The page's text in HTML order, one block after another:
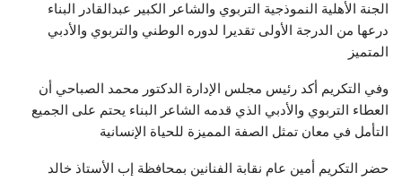
الجنة الأهلية النموذجية التربوي والشاعر الكبير عبدالقادر البناء
درعها من الدرجة الأولى تقديرا لدوره الوطني والتربوي والأدبي
المتميز
وفي التكريم أكد رئيس مجلس الإدارة الدكتور محمد الصباحي أن
العطاء التربوي والأدبي الذي قدمه الشاعر البناء يحتم على الجميع
التأمل في معان تمثل الصفة المميزة للحياة الإنسانية
حضر التكريم أمين عام نقابة الفنانين بمحافظة إب الأستاذ خالد